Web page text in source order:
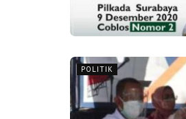
POLITIK